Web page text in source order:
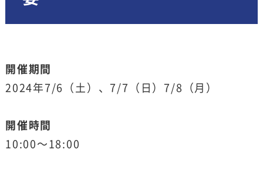
開催期間
2024年7/6（土）、7/7（日）7/8（月）
開催時間
10:00〜18:00